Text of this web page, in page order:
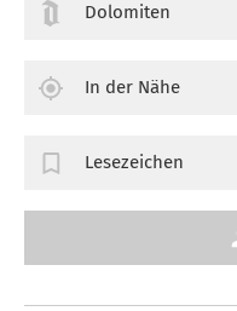
Dolomiten
In der Nähe
Lesezeichen